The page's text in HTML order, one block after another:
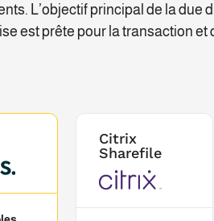
L’objectif principal de la due
est prête pour la transaction et
Citrix
Sharefile